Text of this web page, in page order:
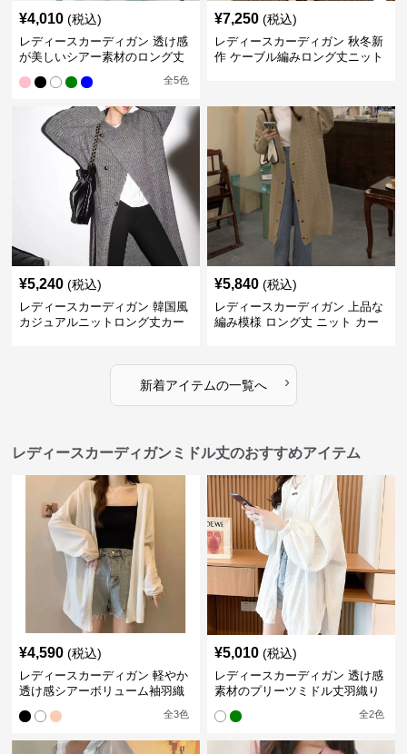
¥4,010 (税込)
レディースカーディガン 透け感
が美しいシアー素材のロング丈
全5色
¥7,250 (税込)
レディースカーディガン 秋冬新
作 ケーブル編みロング丈ニット
¥5,240 (税込)
レディースカーディガン 韓国風
カジュアルニットロング丈カー
¥5,840 (税込)
レディースカーディガン 上品な
編み模様 ロング丈 ニット カー
新着アイテムの一覧へ ›
レディースカーディガンミドル丈のおすすめアイテム
¥4,590 (税込)
レディースカーディガン 軽やか
透け感シアーボリューム袖羽織
全3色
¥5,010 (税込)
レディースカーディガン 透け感
素材のプリーツミドル丈羽織り
全2色